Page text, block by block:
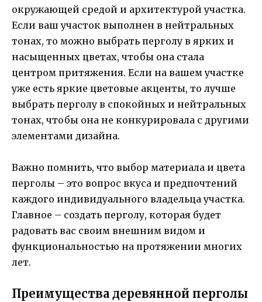
окружающей средой и архитектурой участка.
Если ваш участок выполнен в нейтральных
тонах, то можно выбрать перголу в ярких и
насыщенных цветах, чтобы она стала
центром притяжения. Если на вашем участке
уже есть яркие цветовые акценты, то лучше
выбрать перголу в спокойных и нейтральных
тонах, чтобы она не конкурировала с другими
элементами дизайна.
Важно помнить, что выбор материала и цвета
перголы – это вопрос вкуса и предпочтений
каждого индивидуального владельца участка.
Главное – создать перголу, которая будет
радовать вас своим внешним видом и
функциональностью на протяжении многих
лет.
Преимущества деревянной перголы